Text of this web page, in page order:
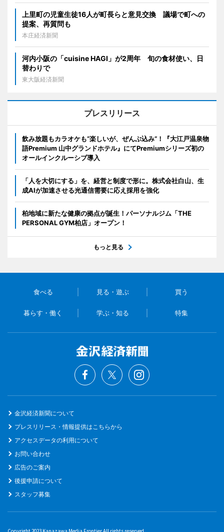
上里町の児童生徒16人が町長らと意見交換 議場で町への
提案、再質問も
本庄経済新聞
河内小阪の「cuisine HAGI」が2周年 旬の食材使い、日
替わりで
東大阪経済新聞
プレスリリース
飲み放題もカラオケも“楽しいが、ぜんぶ込み”！『大江戸温泉物
語Premium 山中グランドホテル』にてPremiumシリーズ初の
オールインクルーシブ導入
「人を大切にする」を、経営と制度で形に。株式会社白山、生
成AIが加速させる光通信需要に応え採用を強化
柏地域に新たな健康の拠点が誕生！パーソナルジム「THE
PERSONAL GYM柏店」オープン！
もっと見る
食べる 見る・遊ぶ 買う
暮らす・働く 学ぶ・知る 特集
金沢経済新聞について
プレスリリース・情報提供はこちらから
アクセスデータの利用について
お問い合わせ
広告のご案内
後援申請について
スタッフ募集